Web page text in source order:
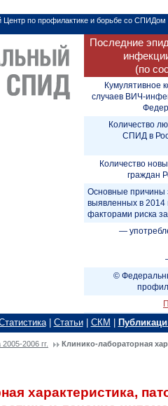
Центр по профилактике и борьбе со СПИДом
Последние
(по
Кумулятивное
случаев ВИЧ-
Количество
СПИД в
Количество
граждан
Основные причины
выявленных в 2014
факторами риска
—
©
| Статьи| СКМ
2006 гг.
Клинико-лабораторная
характеристика,